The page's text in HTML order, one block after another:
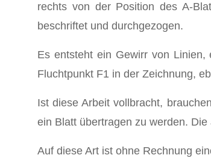
rechts von der Position des A-
beschriftet und durchgezogen.
Es entsteht ein Gewirr von
Fluchtpunkt F1 in der Zeichnung,
Ist diese Arbeit vollbracht,
ein Blatt übertragen zu werden.
Auf diese Art ist ohne Rechnung